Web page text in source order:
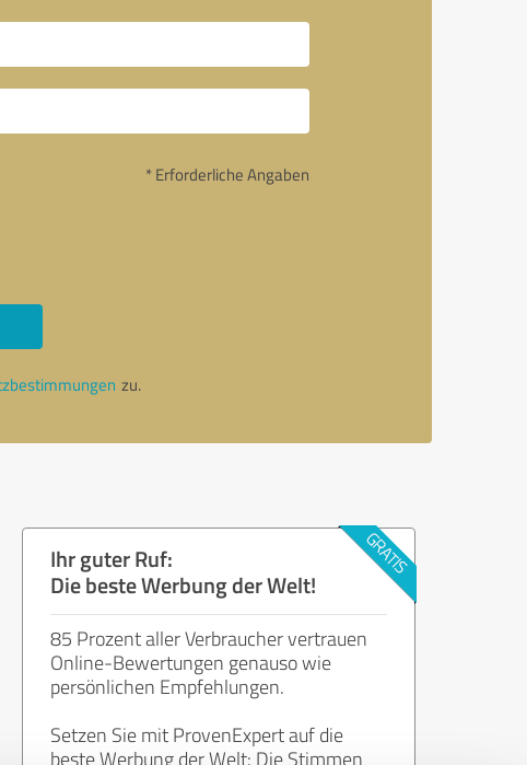
* Erforderliche Angaben
zu.
Ihr guter Ruf:
Die beste Werbung der Welt!
85 Prozent aller Verbraucher vertrauen
Online-Bewertungen genauso wie
persönlichen Empfehlungen.
Setzen Sie mit ProvenExpert auf die
beste Werbung der Welt: Die Stimmen